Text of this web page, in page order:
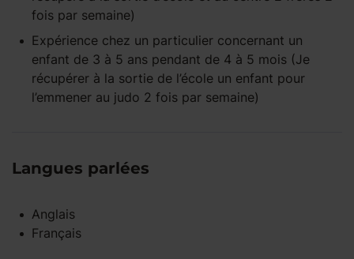
fois par semaine)
Expérience chez un particulier concernant un
enfant de 3 à 5 ans pendant de 4 à 5 mois (Je
récupérer à la sortie de l’école un enfant pour
l’emmener au judo 2 fois par semaine)
Langues parlées
Anglais
Français